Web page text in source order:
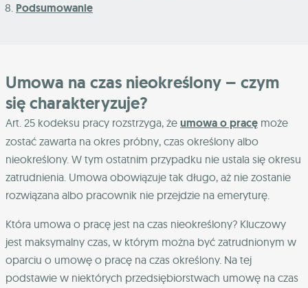
Podsumowanie
Umowa na czas nieokreślony – czym
się charakteryzuje?
Art. 25 kodeksu pracy rozstrzyga, że umowa o pracę może
zostać zawarta na okres próbny, czas określony albo
nieokreślony. W tym ostatnim przypadku nie ustala się okresu
zatrudnienia. Umowa obowiązuje tak długo, aż nie zostanie
rozwiązana albo pracownik nie przejdzie na emeryturę.
Która umowa o pracę jest na czas nieokreślony? Kluczowy
jest maksymalny czas, w którym można być zatrudnionym w
oparciu o umowę o pracę na czas określony. Na tej
podstawie w niektórych przedsiębiorstwach umowę na czas